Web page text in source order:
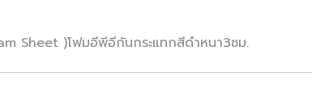
Sheet )โฟมอีพีอีกันกระแทกสีดำหนา3ซม.